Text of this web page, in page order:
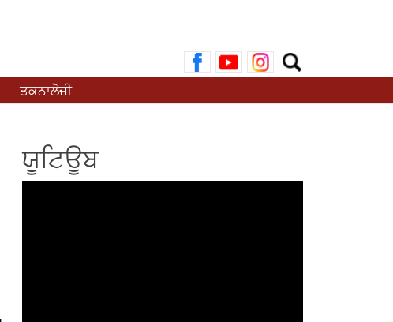
ਲਈ
ਖੋਜ:
ਤਕਨਾਲੋਜੀ
ਯੂਟਿਊਬ